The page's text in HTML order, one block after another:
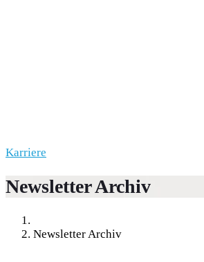
Karriere
Newsletter Archiv
Newsletter Archiv